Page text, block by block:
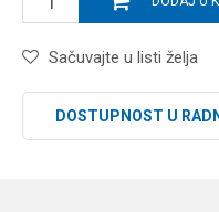
Sačuvajte u listi želja
DOSTUPNOST U